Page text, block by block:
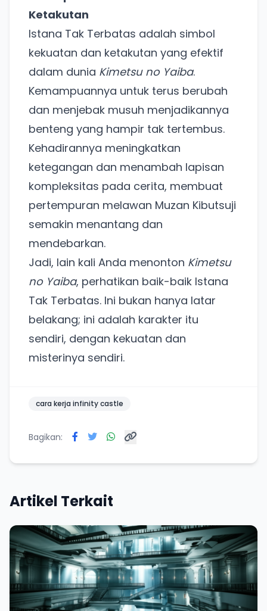
Ketakutan
Istana Tak Terbatas adalah simbol
kekuatan dan ketakutan yang efektif
dalam dunia Kimetsu no Yaiba.
Kemampuannya untuk terus berubah
dan menjebak musuh menjadikannya
benteng yang hampir tak tertembus.
Kehadirannya meningkatkan
ketegangan dan menambah lapisan
kompleksitas pada cerita, membuat
pertempuran melawan Muzan Kibutsuji
semakin menantang dan
mendebarkan.
Jadi, lain kali Anda menonton Kimetsu
no Yaiba, perhatikan baik-baik Istana
Tak Terbatas. Ini bukan hanya latar
belakang; ini adalah karakter itu
sendiri, dengan kekuatan dan
misterinya sendiri.
cara kerja infinity castle
Bagikan:
Artikel Terkait
Punya website SMM baru nih! Coba BulkFame
untuk pengalaman lebih baik.
Tanpa daftar ulang, gratis dicoba. Kamu tetap bisa
pakai Zona Sosmed kapan saja.
Coba BulkFame